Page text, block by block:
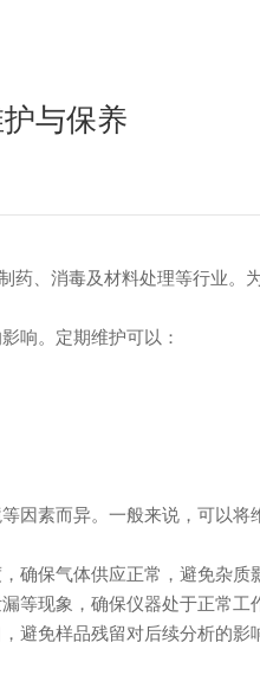
与保养
、消毒及材料处理等行业。
响。定期维护可以：
素而异。一般来说，可以将
保气体供应正常，避免杂质
现象，确保仪器处于正常工
免样品残留对后续分析的影